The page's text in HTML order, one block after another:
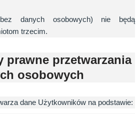
danych osobowych) nie będą
trzecim.
prawne przetwarzania
osobowych
dane Użytkowników na podstawie: